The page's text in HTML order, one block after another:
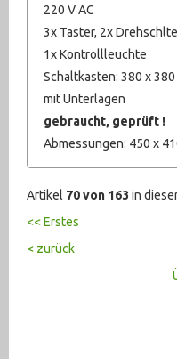
220 V AC
3x Taster, 2x
1x Kontrollleuchte
Schaltkasten: 380 x 380
mit Unterlagen
gebraucht, geprüft !
Abmessungen: 450 x
Artikel 70 von 163 in
<< Erstes
< zurück